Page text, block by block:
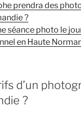
prendra des
?
séance photo le
en Haute
d’un
?